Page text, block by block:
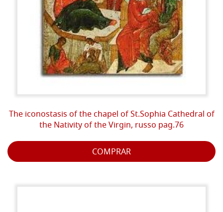
The iconostasis of the chapel of St.Sophia Cathedral of
the Nativity of the Virgin, russo pag.76
COMPRAR